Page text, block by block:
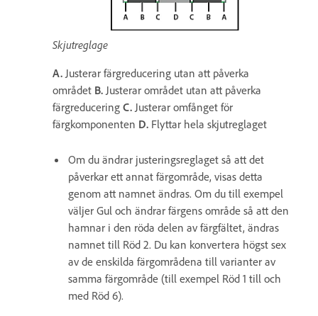
Skjutreglage
A. Justerar färgreducering utan att påverka
området B. Justerar området utan att påverka
färgreducering C. Justerar omfånget för
färgkomponenten D. Flyttar hela skjutreglaget
Om du ändrar justeringsreglaget så att det
påverkar ett annat färgområde, visas detta
genom att namnet ändras. Om du till exempel
väljer Gul och ändrar färgens område så att den
hamnar i den röda delen av färgfältet, ändras
namnet till Röd 2. Du kan konvertera högst sex
av de enskilda färgområdena till varianter av
samma färgområde (till exempel Röd 1 till och
med Röd 6).